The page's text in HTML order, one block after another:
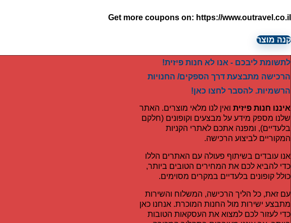
Get more coupons on: https://www.outravel.co.il
קנה מוצר
לתשומת ליבכם - אנו לא חנות פיזית!
הרכישה מתבצעת דרך הספקים/ החנויות
הרשמיות. להסבר לחצו כאן!
איננו חנות פיזית ואין לנו מלאי מוצרים. האתר
שלנו מספק מידע על מבצעים וקופונים (חלקם
בלעדיים), ומפנה אתכם לאתרי הקניות
המקוריים לביצוע הרכישה.
אנו עובדים בשיתוף פעולה עם האתרים הללו
כדי להביא לכם את המחירים הטובים ביותר,
כולל קופונים בלעדיים במקרים מסוימים.
עם זאת, כל הליך הרכישה, המשלוח והשירות
מתבצע ישירות מול החנות המוכרת. אנחנו כאן
כדי לעזור לכם למצוא את העסקאות הטובות